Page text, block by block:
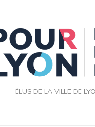
ÉLUS DE LA VILLE DE